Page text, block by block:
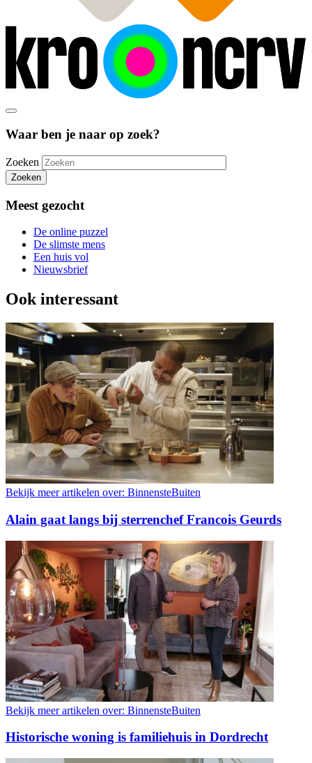
Waar ben je naar op zoek?
Zoeken
Zoeken
Meest gezocht
De online puzzel
De slimste mens
Een huis vol
Nieuwsbrief
Ook interessant
Bekijk meer artikelen over: BinnensteBuiten
Alain gaat langs bij sterrenchef Francois Geurds
Bekijk meer artikelen over: BinnensteBuiten
Historische woning is familiehuis in Dordrecht